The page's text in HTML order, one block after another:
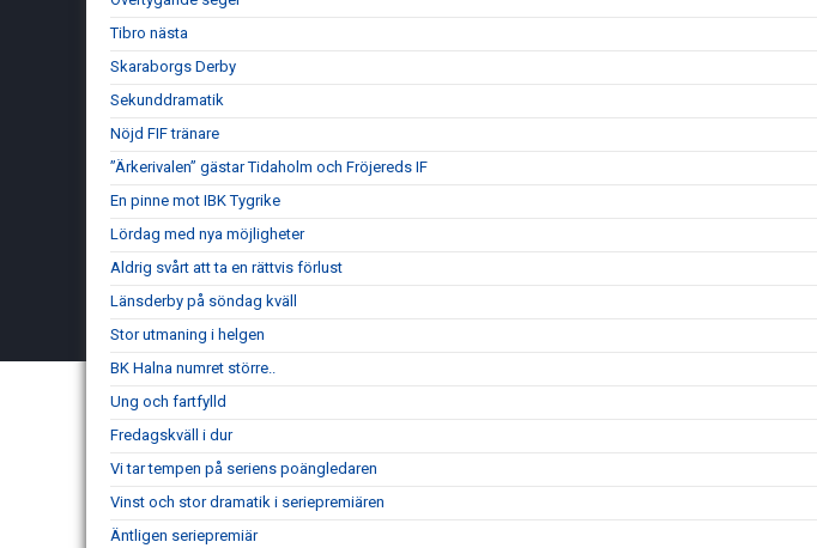
Tibro nästa
Skaraborgs Derby
Sekunddramatik
Nöjd FIF tränare
”Ärkerivalen” gästar Tidaholm och Fröjereds IF
En pinne mot IBK Tygrike
Lördag med nya möjligheter
Aldrig svårt att ta en rättvis förlust
Länsderby på söndag kväll
Stor utmaning i helgen
BK Halna numret större..
Ung och fartfylld
Fredagskväll i dur
Vi tar tempen på seriens poängledaren
Vinst och stor dramatik i seriepremiären
Äntligen seriepremiär